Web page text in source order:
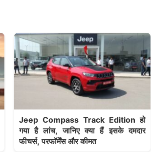
Jeep Compass Track Edition हो
गया है लांच, जानिए क्या हैं इसके दमदार
फीचर्स, परफॉर्मेंस और कीमत